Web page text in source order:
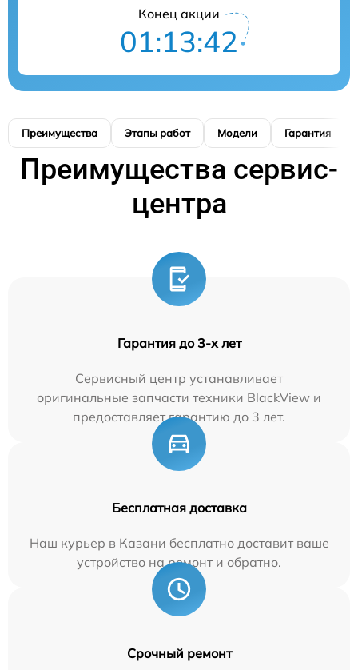
Конец акции
01:13:41
Преимущества Этапы работ Модели Гарантия
Преимущества сервис-
центра
Гарантия до 3-х лет
Сервисный центр устанавливает
оригинальные запчасти техники BlackView и
предоставляет гарантию до 3 лет.
Бесплатная доставка
Наш курьер в Казани бесплатно доставит ваше
устройство на ремонт и обратно.
Срочный ремонт